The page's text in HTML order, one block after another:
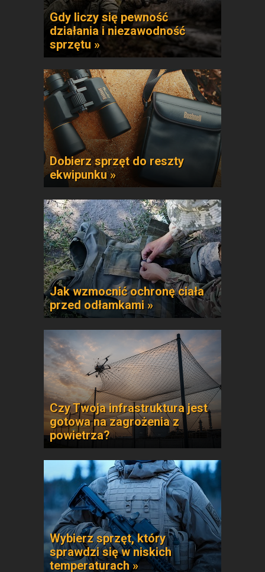
Gdy liczy się pewność
działania i niezawodność
sprzętu »
Dobierz sprzęt do reszty
ekwipunku »
Jak wzmocnić ochronę ciała
przed odłamkami »
Czy Twoja infrastruktura jest
gotowa na zagrożenia z
powietrza?
Wybierz sprzęt, który
sprawdzi się w niskich
temperaturach »